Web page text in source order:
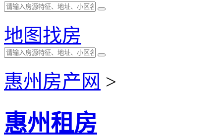
地图找房
惠州房产网 >
惠州租房